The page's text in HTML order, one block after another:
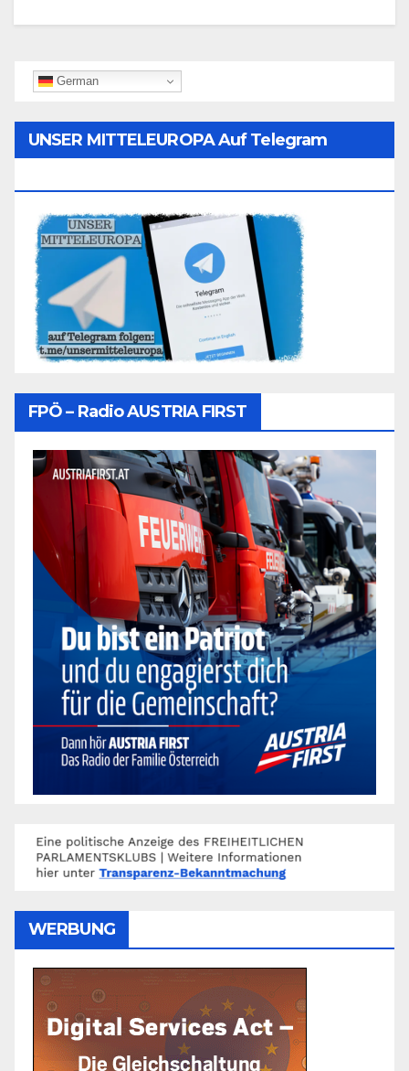
German
UNSER MITTELEUROPA Auf Telegram
FPÖ – Radio AUSTRIA FIRST
WERBUNG